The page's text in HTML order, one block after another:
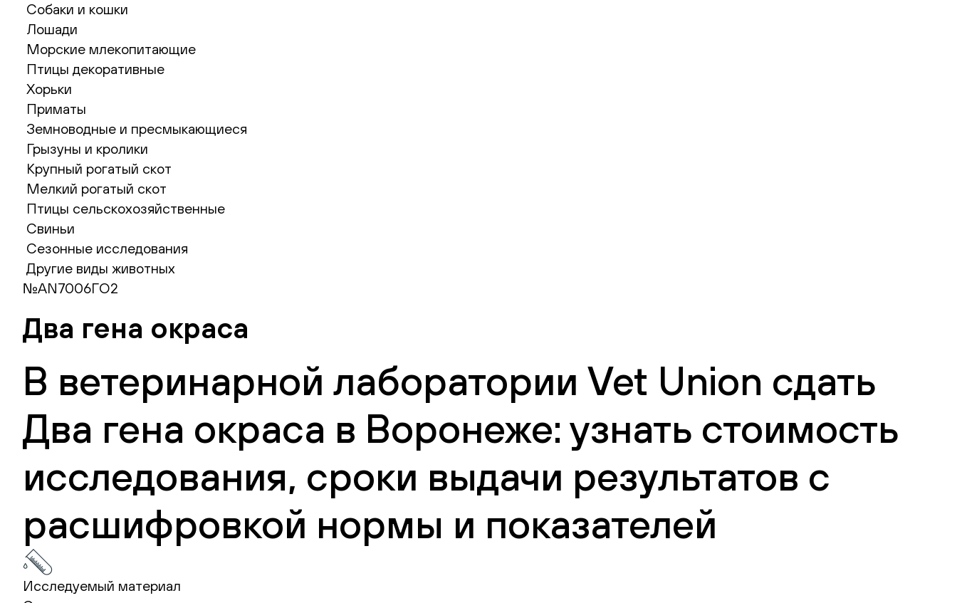
Собаки и кошки
Лошади
Морские млекопитающие
Птицы декоративные
Хорьки
Приматы
Земноводные и пресмыкающиеся
Грызуны и кролики
Крупный рогатый скот
Мелкий рогатый скот
Птицы сельскохозяйственные
Свиньи
Сезонные исследования
Другие виды животных
№AN7006ГО2
Два гена окраса
В ветеринарной лаборатории Vet Union сдать
Два гена окраса в Воронеже: узнать стоимость
исследования, сроки выдачи результатов с
расшифровкой нормы и показателей
Исследуемый материал